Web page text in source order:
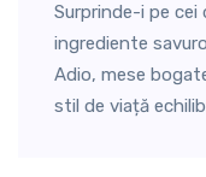
Surprinde-i pe cei
ingrediente
Adio, mese
stil de viață